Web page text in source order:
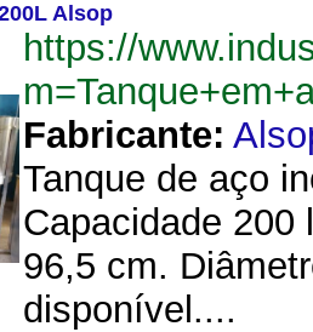
Alsop
https://
Fabricante:
Tanque de aço
Capacidade 200
96,5 cm.
disponível....